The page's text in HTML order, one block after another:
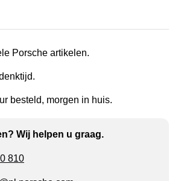
Porsche artikelen.
besteld, morgen in huis.
Wij helpen u graag.
810